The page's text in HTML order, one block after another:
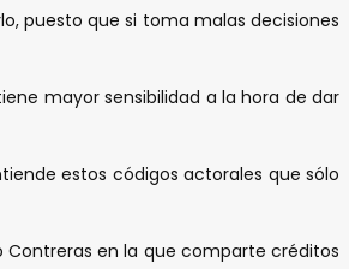
puesto que si toma malas decisiones
mayor sensibilidad a la hora de dar
estos códigos actorales que sólo
Contreras en la que comparte créditos